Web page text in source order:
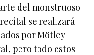
del monstruoso
se realizará
por Mötley
pero todo estos